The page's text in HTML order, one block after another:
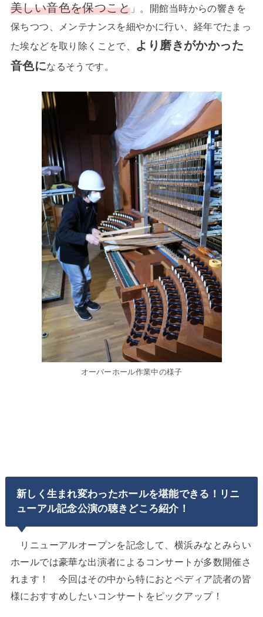
美しい音色を保つこと 」。開館当時からの響きを
保ちつつ、メンテナンスを細やかに行い、経年でたまっ
た埃などを取り除くことで、 より磨きがかかった
音色になるそうです。
オーバーホール作業中の様子
新しく生まれ変わったホールを堪能できる！リニ
ューアル記念公演の聴きどころ紹介！
リニューアルオープンを記念して、横浜みなとみらい
ホールでは豪華な出演者によるコンサートが多数開催さ
れます！ 今回はその中から特におとペディア読者の皆
様におすすめしたいコンサートをピックアップ！